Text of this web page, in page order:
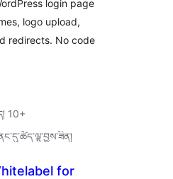
login page
logo upload,
redirects. No code
10+
for